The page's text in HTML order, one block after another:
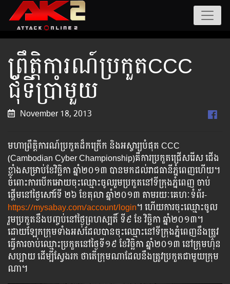
ព្រឹត្តិការណ៍ប្រកួតCCC
ជុំទីប្រាំមួយ
November 18, 2013
មហាព្រឹត្តិការណ៍ប្រកួតដ៏កក្រើក​ និងអស្ចារ្យបំផុត CCC​
(Cambodian Cyber Championship)គឺ​ការ​ប្រកួត​ជ្រើស​រើស​ ជើង
ខ្លាំងសម្រាប់​ខែ​វិច្ឆិកា ​ឆ្នាំ​​២០១៣​ បានមក​ដល់​រាជធានីភ្នំពេញហើយ។
ចំពោះការ​បើក​អោយ​ចុះ​ឈ្មោះ​ចូលរួមប្រកួត​នៅ​ទីក្រុងភ្នំពេញ ចាប់
ផ្តើម​​នៅ​ថ្ងៃ​សៅរ៍ទី ២៦ ខែតុលា ឆ្នាំ២០១៣​ តាមរយៈគេហៈទំព័រ-
https://mysabay.com/account/login។ ​ហើយការចុះឈ្មោះចូល
រួមប្រកួតនឹងបញ្ចប់នៅថ្ងៃព្រហស្បតិ៍ ទី​៩ ខែ វិច្ឆិកា ឆ្នាំ២០១៣។
ដោយឡែកក្រុម​ទាំង​អស់​ដែលបានចុះឈ្មោះនៅទីក្រុងភ្នំពេញ​នឹង​ត្រូវ​
ធ្វើ​ការ​ចាប់​ឈ្មោះប្រកួត​នៅ​ថ្ងៃ​ទី១៩ ខែវិច្ឆិកា ឆ្នាំ២០១៣ នៅក្រុមហ៌ុន
សប្បាយ ដើម្បី​ស្វែង​រក​ ថា​តើ​ក្រុម​ណា​ដែល​នឹង​ត្រូវ​ប្រកួត​ជា​មួយ​ក្រុម​
ណា​។